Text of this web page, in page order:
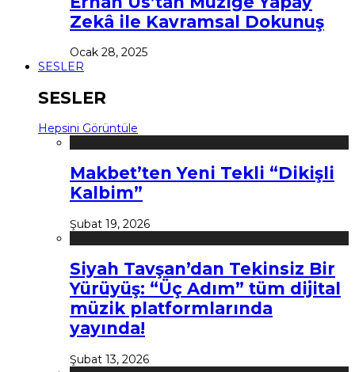
Zekâ ile Kavramsal Dokunuş
Ocak 28, 2025
SESLER
SESLER
Hepsini Görüntüle
Makbet’ten Yeni Tekli “Dikişli
Kalbim”
Şubat 19, 2026
Siyah Tavşan’dan Tekinsiz Bir
Yürüyüş: “Üç Adım” tüm dijital
müzik platformlarında
yayında!
Şubat 13, 2026